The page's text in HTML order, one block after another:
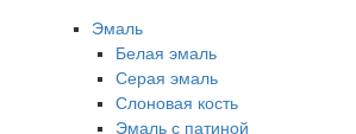
Эмаль
Белая эмаль
Серая эмаль
Слоновая кость
Эмаль с патиной